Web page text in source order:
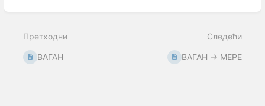
select
Претходни
ВАГАН
Следећи
ВАГАН → МЕРЕ